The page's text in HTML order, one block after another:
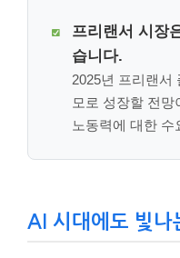
프리랜서 시장
습니다.
2025년 프리랜서
모로 성장할 전
노동력에 대한 수
AI 시대에도 빛나